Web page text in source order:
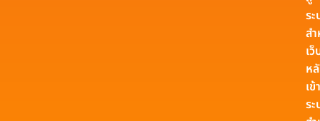
ร
ส
เ
ห
เข้
ร